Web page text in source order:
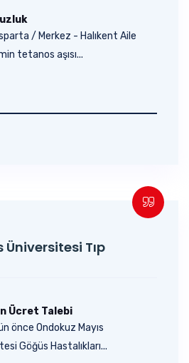
/ Merkez - Halıkent Aile
tetanos aşısı...
Üniversitesi Tıp
Ücret Talebi
Mayıs
Üniversitesi Tıp Fakültesi Göğüs Hastalıkları...